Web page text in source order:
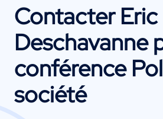
ContacterEric
Deschavanne
conférence
société